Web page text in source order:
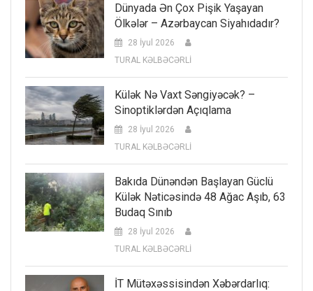
Dünyada Ən Çox Pişik Yaşayan
Ölkələr – Azərbaycan Siyahıdadır?
28 İyul 2026
TURAL KƏLBƏCƏRLİ
Külək Nə Vaxt Səngiyəcək? –
Sinoptiklərdən Açıqlama
28 İyul 2026
TURAL KƏLBƏCƏRLİ
Bakıda Dünəndən Başlayan Güclü
Külək Nəticəsində 48 Ağac Aşıb, 63
Budaq Sınıb
28 İyul 2026
TURAL KƏLBƏCƏRLİ
İT Mütəxəssisindən Xəbərdarlıq: